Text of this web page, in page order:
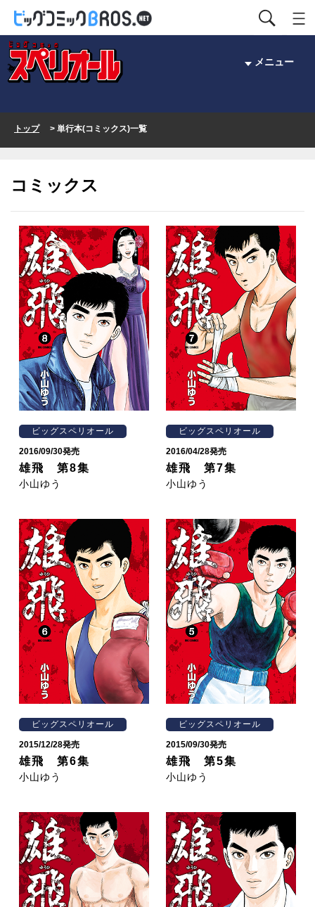
メニュー
トップ> 単行本(コミックス)一覧
コミックス
ビッグスペリオール
2016/09/30発売
雄飛 第8集
小山ゆう
ビッグスペリオール
2016/04/28発売
雄飛 第7集
小山ゆう
ビッグスペリオール
2015/12/28発売
雄飛 第6集
小山ゆう
ビッグスペリオール
2015/09/30発売
雄飛 第5集
小山ゆう